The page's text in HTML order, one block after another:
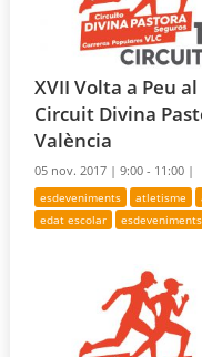
XVII Volta a Peu
Circuit Divina
València
05 nov. 2017 |9:00 - 11:00 |
esdeveniments atletisme
edat escolar